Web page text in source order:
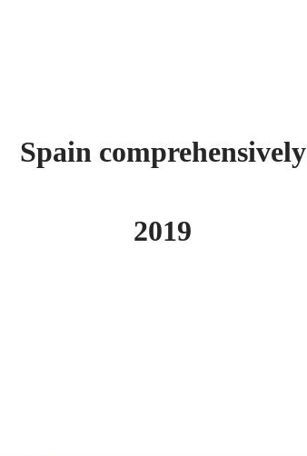
Spain comprehensively
2019